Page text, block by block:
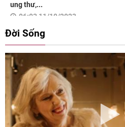
ung thư,...
06:03 11/10/2023
Đời Sống